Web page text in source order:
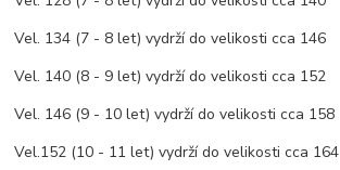
Vel. 134 (7 - 8 let) vydrží do velikosti cca 146
Vel. 140 (8 - 9 let) vydrží do velikosti cca 152
Vel. 146 (9 - 10 let) vydrží do velikosti cca 158
Vel.152 (10 - 11 let) vydrží do velikosti cca 164